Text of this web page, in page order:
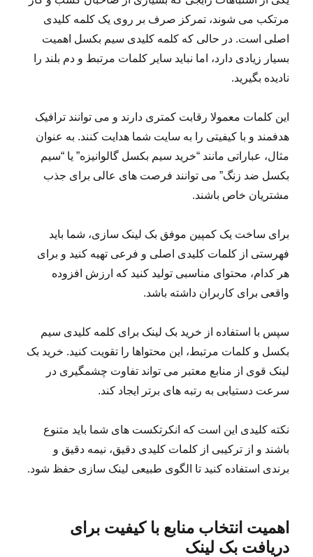
مرتکب می شوند، تمرکز صرف بر روی یک کلمه کلیدی
اصلی است. در حالی که کلمه کلیدی سیم بکسل اهمیت
بسیار زیادی دارد، اما نباید سایر کلمات مرتبط و دم بلند را
نادیده بگیرید.
این کلمات معمولا رقابت کمتری دارند و می توانند ترافیک
هدفمند و با کیفیتی را به سایت شما هدایت کنند. به عنوان
مثال، عباراتی مانند “خرید سیم بکسل گالوانیزه” یا “سیم
بکسل ضد زنگ” می توانند فرصت های عالی برای جذب
مشتریان خاص باشند.
برای ساخت یک کمپین موفق بک لینک سازی، شما باید
فهرستی از کلمات کلیدی اصلی و فرعی تهیه کنید و برای
هر کدام، محتوای مناسبی تولید کنید که ارزش افزوده
واقعی برای کاربران داشته باشد.
سپس با استفاده از خرید بک لینک برای کلمه کلیدی سیم
بکسل و کلمات مرتبط، این محتواها را تقویت کنید. خرید بک
لینک قوی از منابع معتبر می تواند تفاوت چشمگیری در
سرعت دستیابی به رتبه های برتر ایجاد کند.
نکته کلیدی این است که انکرتکست های شما باید متنوع
باشند و از ترکیبی از کلمات کلیدی دقیق، نیمه دقیق و
برندی استفاده کنید تا الگوی طبیعی لینک سازی حفظ شود.
اهمیت انتخاب منابع با کیفیت برای
دریافت بک لینک